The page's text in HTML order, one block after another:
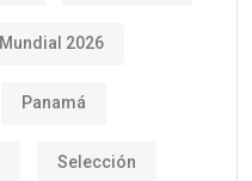
Mundial 2026
Panamá
Selección